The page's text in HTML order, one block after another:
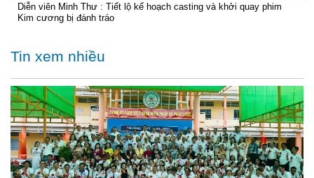
Diễn viên Minh Thư : Tiết lộ kế hoạch casting và khởi quay phim
Kim cương bị đánh tráo
Tin xem nhiều